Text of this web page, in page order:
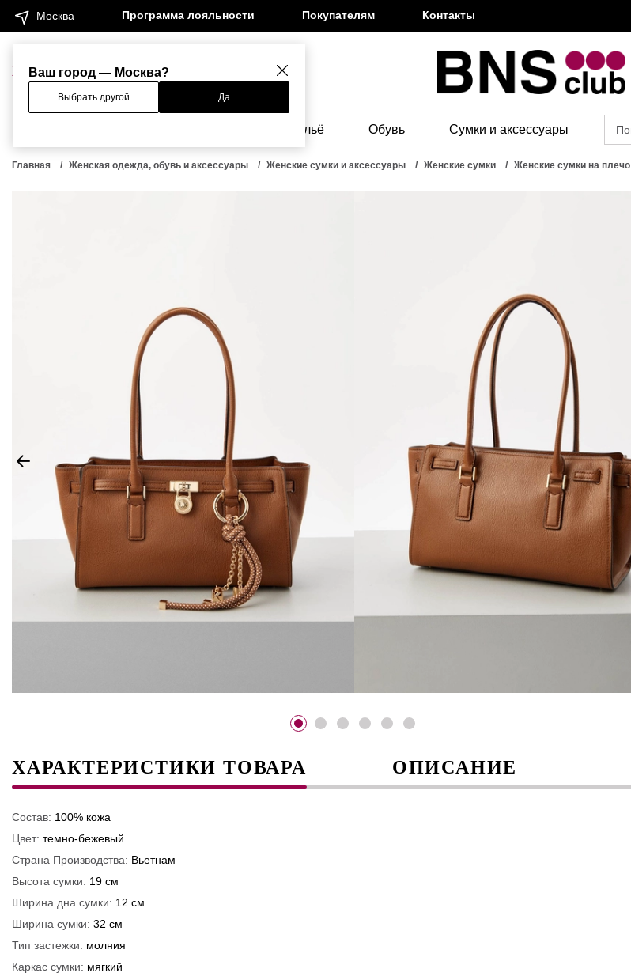
Ваш город — Москва?
Выбрать другой Да
Москва Программа лояльности Покупателям Контакты
Женщинам Мужчинам
Бельё Обувь Сумки и аксессуары
Главная Женская одежда, обувь и аксессуары Женские сумки и аксессуары Женские сумки Женские сумки на плечо
ХАРАКТЕРИСТИКИ ТОВАРА ОПИСАНИЕ
Состав: 100% кожа
Цвет: темно-бежевый
Страна Производства: Вьетнам
Высота сумки: 19 см
Ширина дна сумки: 12 см
Ширина сумки: 32 см
Тип застежки: молния
Каркас сумки: мягкий